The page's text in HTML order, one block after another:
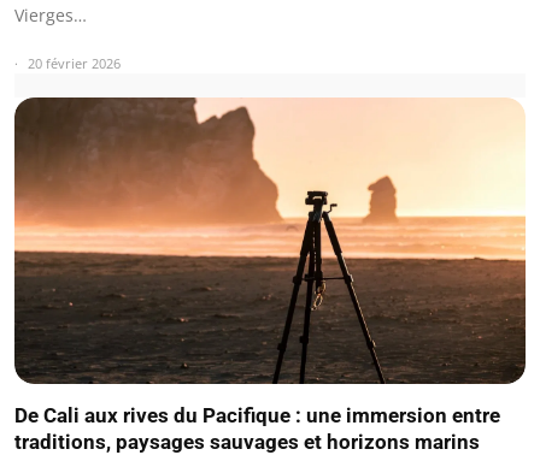
Vierges…
20 février 2026
De Cali aux rives du Pacifique : une immersion entre
traditions, paysages sauvages et horizons marins